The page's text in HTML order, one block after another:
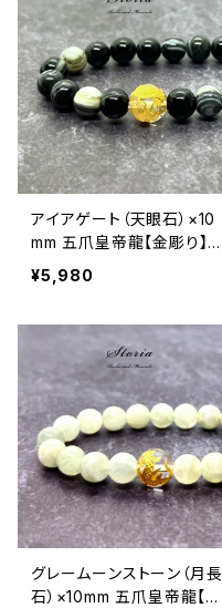
アイアゲート（天眼石）×10
mm 五爪皇帝龍【金彫り】水
晶 ブレスレット
¥5,980
グレームーンストーン（月長
石）×10mm 五爪皇帝龍【金